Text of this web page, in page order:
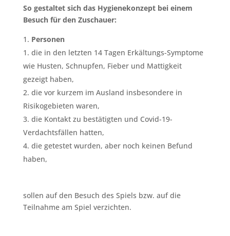
So gestaltet sich das Hygienekonzept bei einem
Besuch für den Zuschauer:
Personen
die in den letzten 14 Tagen Erkältungs-Symptome
wie Husten, Schnupfen, Fieber und Mattigkeit
gezeigt haben,
die vor kurzem im Ausland insbesondere in
Risikogebieten waren,
die Kontakt zu bestätigten und Covid-19-
Verdachtsfällen hatten,
die getestet wurden, aber noch keinen Befund
haben,
sollen auf den Besuch des Spiels bzw. auf die
Teilnahme am Spiel verzichten.